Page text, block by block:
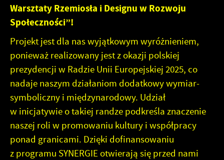
Warsztaty Rzemiosła i Designu w Rozwoju
Społeczności”!
Projekt jest dla nas wyjątkowym wyróżnieniem,
ponieważ realizowany jest z okazji polskiej
prezydencji w Radzie Unii Europejskiej 2025, co
nadaje naszym działaniom dodatkowy wymiar-
symboliczny i międzynarodowy. Udział
w inicjatywie o takiej randze podkreśla znaczenie
naszej roli w promowaniu kultury i współpracy
ponad granicami. Dzięki dofinansowaniu
z programu SYNERGIE otwierają się przed nami
komunikatów na podstawie analizy Twoich upodobań oraz
Twoich zwyczajów dotyczących przeglądanej witryny
podmiotów trzecich lub firm będących naszymi partnerami oraz
innych dostawców usług. Firmy te działają w charakterze
pośredników prezentujących nasze treści w postaci wiadomości,
ofert, komunikatów mediów społecznościowych.
Więcej